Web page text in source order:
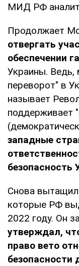
МИД РФ
Продолжает
отвергать
обеспечении
Украины. Ведь,
переворот" в
называет
поддерживает
западные
безопасность
Снова
которые РФ
2022 году. Он
утверждал,
право вето
безопасности